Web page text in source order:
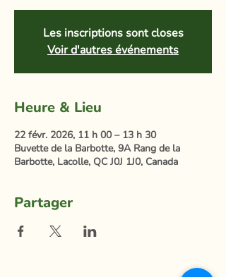
Les inscriptions sont closes
Voir d'autres événements
Heure & Lieu
22 févr. 2026, 11 h 00 – 13 h 30
Buvette de la Barbotte, 9A Rang de la
Barbotte, Lacolle, QC J0J 1J0, Canada
Partager